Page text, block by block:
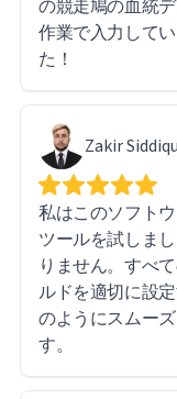
の競走鳩の血統
作業で入力して
た！
Zakir
私はこのソフト
ツールを試しま
りません。すべ
ルドを適切に設
のようにスムー
す。